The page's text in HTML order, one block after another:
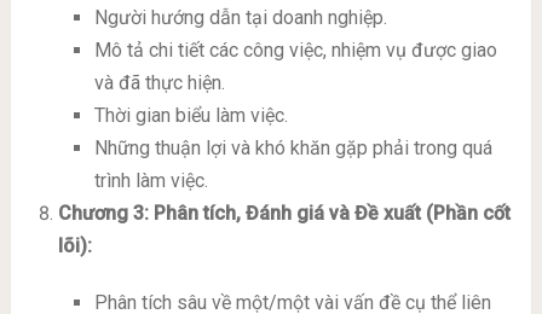
Người hướng dẫn tại doanh nghiệp.
Mô tả chi tiết các công việc, nhiệm vụ được giao
và đã thực hiện.
Thời gian biểu làm việc.
Những thuận lợi và khó khăn gặp phải trong quá
trình làm việc.
Chương 3: Phân tích, Đánh giá và Đề xuất (Phần cốt
lõi):
Phân tích sâu về một/một vài vấn đề cụ thể liên